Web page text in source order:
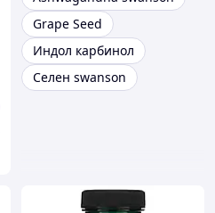
Grape Seed
Индол карбинол
Селен swanson